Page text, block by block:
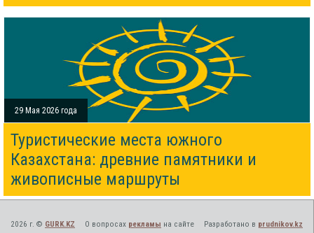
29 Мая 2026 года
Туристические места южного
Казахстана: древние памятники и
живописные маршруты
2026 г. © GURK.KZ О вопросах рекламы на сайте Разработано в prudnikov.kz